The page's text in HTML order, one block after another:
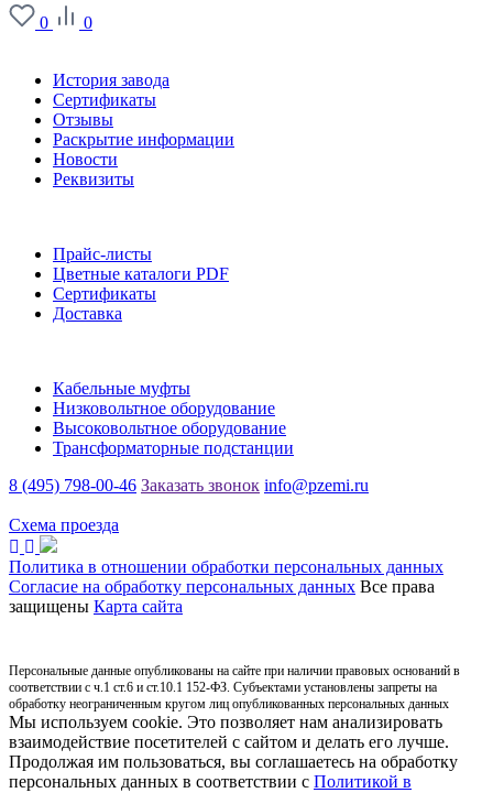
0
0
История завода
Сертификаты
Отзывы
Раскрытие информации
Новости
Реквизиты
Прайс-листы
Цветные каталоги PDF
Сертификаты
Доставка
Кабельные муфты
Низковольтное оборудование
Высоковольтное оборудование
Трансформаторные подстанции
8 (495) 798-00-46 Заказать звонок info@pzemi.ru
Схема проезда
Политика в отношении обработки персональных данных
Согласие на обработку персональных данных Все права
защищены Карта сайта
Персональные данные опубликованы на сайте при наличии правовых оснований в
соответствии с ч.1 ст.6 и ст.10.1 152-ФЗ. Субъектами установлены запреты на
обработку неограниченным кругом лиц опубликованных персональных данных
Мы используем cookie. Это позволяет нам анализировать
взаимодействие посетителей с сайтом и делать его лучше.
Продолжая им пользоваться, вы соглашаетесь на обработку
персональных данных в соответствии с Политикой в